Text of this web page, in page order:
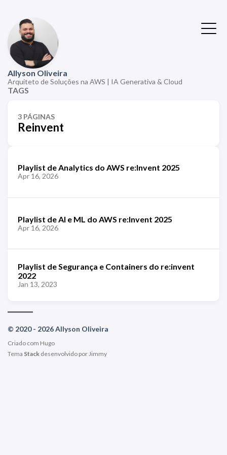
Allyson Oliveira
Arquiteto de Soluções na AWS | IA Generativa & Cloud
TAGS
3 PÁGINAS
Reinvent
Playlist de Analytics do AWS re:Invent 2025
Apr 16, 2026
Playlist de AI e ML do AWS re:Invent 2025
Apr 16, 2026
Playlist de Segurança e Containers do re:invent
2022
Jan 13, 2023
© 2020 - 2026 Allyson Oliveira
Criado com Hugo
Tema Stack desenvolvido porJimmy